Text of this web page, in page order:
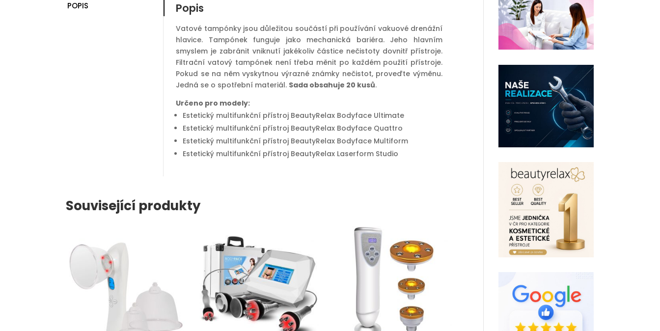
POPIS Popis
Vatové tampónky jsou důležitou součástí při používání vakuové drenážní
hlavice. Tampónek funguje jako mechanická bariéra. Jeho hlavním
smyslem je zabránit vniknutí jakékoliv částice nečistoty dovnitř přístroje.
Filtrační vatový tampónek není třeba měnit po každém použití přístroje.
Pokud se na něm vyskytnou výrazné známky nečistot, proveďte výměnu.
Jedná se o spotřební materiál. Sada obsahuje 20 kusů.
Určeno pro modely:
Estetický multifunkční přístroj BeautyRelax Bodyface Ultimate
Estetický multifunkční přístroj BeautyRelax Bodyface Quattro
Estetický multifunkční přístroj BeautyRelax Bodyface Multiform
Estetický multifunkční přístroj BeautyRelax Laserform Studio
Související produkty